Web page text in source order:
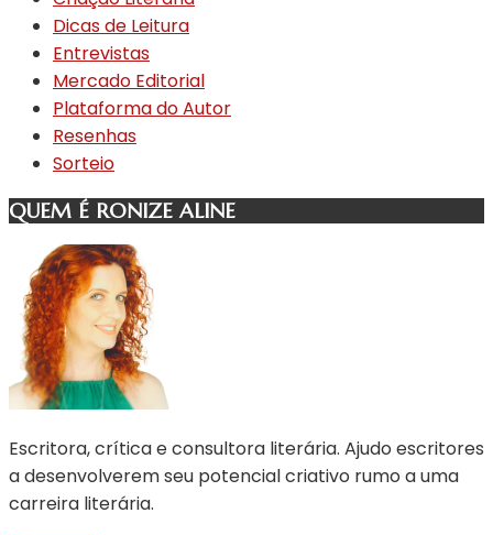
Dicas de Leitura
Entrevistas
Mercado Editorial
Plataforma do Autor
Resenhas
Sorteio
QUEM É RONIZE ALINE
Escritora, crítica e consultora literária. Ajudo escritores
a desenvolverem seu potencial criativo rumo a uma
carreira literária.